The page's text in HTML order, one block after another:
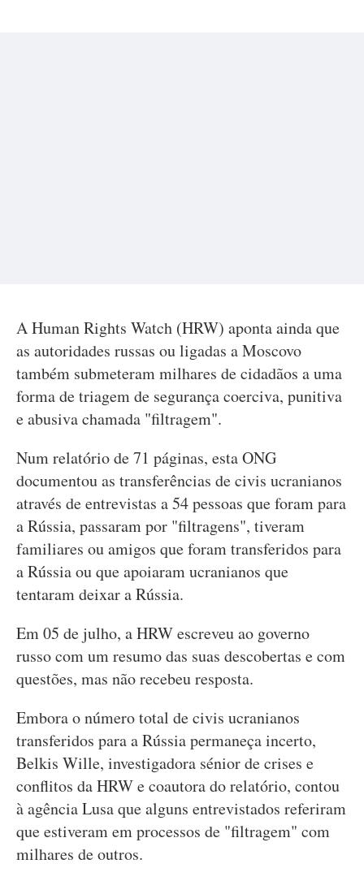
A Human Rights Watch (HRW) aponta ainda que
as autoridades russas ou ligadas a Moscovo
também submeteram milhares de cidadãos a uma
forma de triagem de segurança coerciva, punitiva
e abusiva chamada "filtragem".
Num relatório de 71 páginas, esta ONG
documentou as transferências de civis ucranianos
através de entrevistas a 54 pessoas que foram para
a Rússia, passaram por "filtragens", tiveram
familiares ou amigos que foram transferidos para
a Rússia ou que apoiaram ucranianos que
tentaram deixar a Rússia.
Em 05 de julho, a HRW escreveu ao governo
russo com um resumo das suas descobertas e com
questões, mas não recebeu resposta.
Embora o número total de civis ucranianos
transferidos para a Rússia permaneça incerto,
Belkis Wille, investigadora sénior de crises e
conflitos da HRW e coautora do relatório, contou
à agência Lusa que alguns entrevistados referiram
que estiveram em processos de "filtragem" com
milhares de outros.